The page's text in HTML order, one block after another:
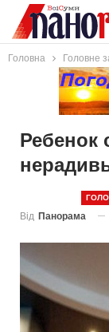
Головна Головне
Ребенок
Від Панорама